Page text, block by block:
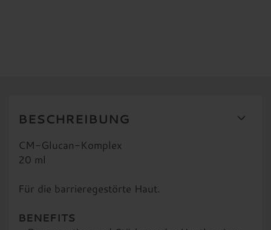
Zugang zu allen Preisen und Angeboten des
kompletten dermaviduals Sortiments und können
weiterhin kontaktieren, um die dermaviduals
BESCHREIBUNG
CM-Glucan-Komplex
20 ml
Für die barrieregestörte Haut.
BENEFITS